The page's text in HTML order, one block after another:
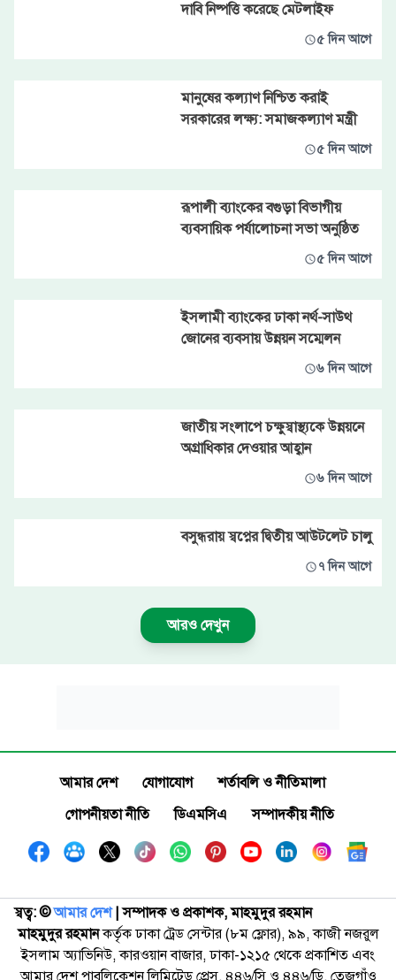
দাবি নিষ্পত্তি করেছে মেটলাইফ
৫ দিন আগে
মানুষের কল্যাণ নিশ্চিত করাই
সরকারের লক্ষ্য: সমাজকল্যাণ মন্ত্রী
৫ দিন আগে
রূপালী ব্যাংকের বগুড়া বিভাগীয়
ব্যবসায়িক পর্যালোচনা সভা অনুষ্ঠিত
৫ দিন আগে
ইসলামী ব্যাংকের ঢাকা নর্থ-সাউথ
জোনের ব্যবসায় উন্নয়ন সম্মেলন
৬ দিন আগে
জাতীয় সংলাপে চক্ষুস্বাস্থ্যকে উন্নয়নে
অগ্রাধিকার দেওয়ার আহ্বান
৬ দিন আগে
বসুন্ধরায় স্বপ্নের দ্বিতীয় আউটলেট চালু
৭ দিন আগে
আরও দেখুন
আমার দেশ যোগাযোগ
শর্তাবলি ও নীতিমালা
গোপনীয়তা নীতি
ডিএমসিএ সম্পাদকীয় নীতি
স্বত্ব: ©️আমার দেশ| সম্পাদক ও প্রকাশক, মাহমুদুর রহমান
মাহমুদুর রহমানকর্তৃক ঢাকা ট্রেড সেন্টার (৮ম ফ্লোর), ৯৯, কাজী নজরুল
ইসলাম অ্যাভিনিউ, কারওয়ান বাজার, ঢাকা-১২১৫ থেকে প্রকাশিত এবং
আমার দেশ পাবলিকেশন লিমিটেড প্রেস, ৪৪৬/সি ও ৪৪৬/ডি, তেজগাঁও